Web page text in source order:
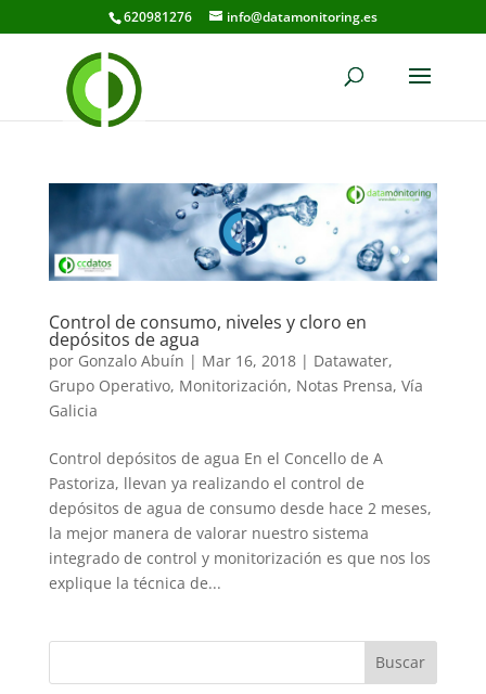
620981276 info@datamonitoring.es
Control de consumo, niveles y cloro en
depósitos de agua
por Gonzalo Abuín | Mar 16, 2018| Datawater,
Grupo Operativo, Monitorización, Notas Prensa, Vía
Galicia
Control depósitos de agua En el Concello de A
Pastoriza, llevan ya realizando el control de
depósitos de agua de consumo desde hace 2 meses,
la mejor manera de valorar nuestro sistema
integrado de control y monitorización es que nos los
explique la técnica de...